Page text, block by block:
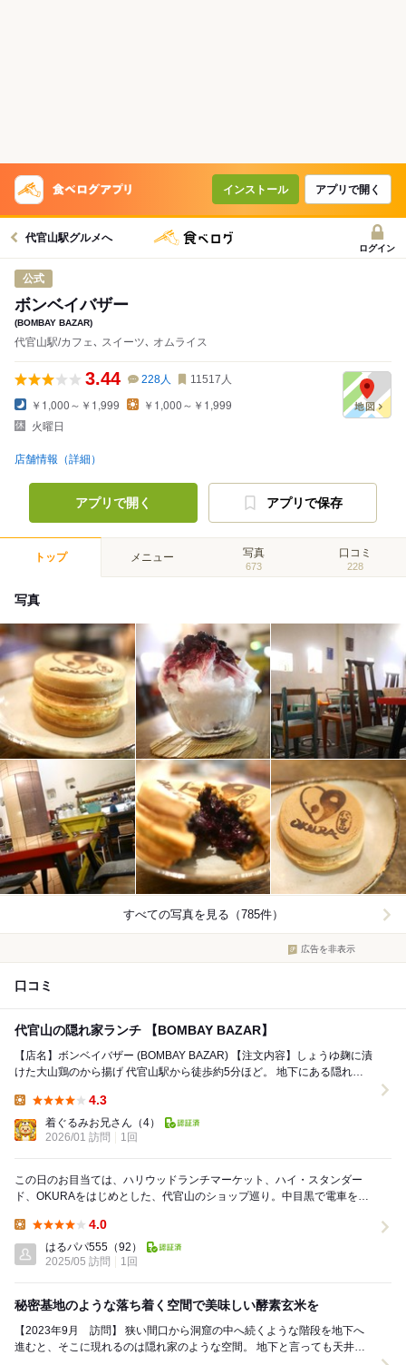
インストール アプリで開く
代官山駅グルメへ
ログイン
公式
ボンベイバザー
(BOMBAY BAZAR)
代官山駅/カフェ､ スイーツ､ オムライス
3.44 228人 11517 人
￥1,000～￥1,999
￥1,000～￥1,999
火曜日
店舗情報（詳細）
アプリで開く アプリで保存
トップ メニュー 写真
673
口コミ
228
写真
すべての写真を見る（785件）
広告を非表示
口コミ
代官山の隠れ家ランチ 【BOMBAY BAZAR】
【店名】ボンベイバザー (BOMBAY BAZAR) 【注文内容】しょうゆ麹に漬
けた大山鶏のから揚げ 代官山駅から徒歩約5分ほど。 地下にある隠れ家
4.3
着ぐるみお兄さん （4）
2026/01 訪問
1回
この日のお目当ては、ハリウッドランチマーケット、ハイ・スタンダー
ド、OKURAをはじめとした、代官山のショップ巡り。中目黒で電車を降
4.0
はるパパ555 （92）
2025/05 訪問
1回
秘密基地のような落ち着く空間で美味しい酵素玄米を
【2023年9月 訪問】 狭い間口から洞窟の中へ続くような階段を地下へ
進むと、そこに現れるのは隠れ家のような空間。 地下と言っても天井が